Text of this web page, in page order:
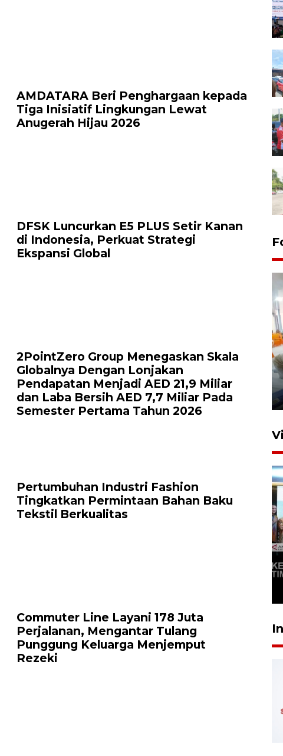
AMDATARA Beri Penghargaan kepada
Tiga Inisiatif Lingkungan Lewat
Anugerah Hijau 2026
DFSK Luncurkan E5 PLUS Setir Kanan
di Indonesia, Perkuat Strategi
Ekspansi Global
2PointZero Group Menegaskan Skala
Globalnya Dengan Lonjakan
Pendapatan Menjadi AED 21,9 Miliar
dan Laba Bersih AED 7,7 Miliar Pada
Semester Pertama Tahun 2026
Pertumbuhan Industri Fashion
Tingkatkan Permintaan Bahan Baku
Tekstil Berkualitas
Commuter Line Layani 178 Juta
Perjalanan, Mengantar Tulang
Punggung Keluarga Menjemput
Rezeki
Mewujudkan damai di Kwamki
Narama
8 Januari 2026 20:19